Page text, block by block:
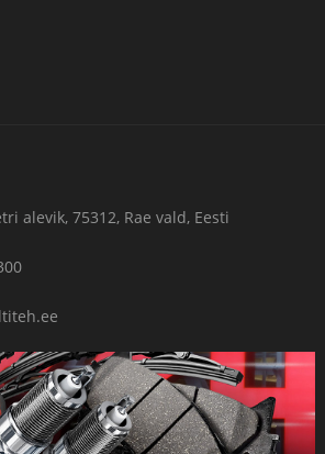
alevik, 75312, Rae vald, Eesti